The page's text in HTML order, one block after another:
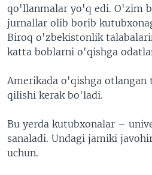
qo'llanmalar yo'q edi. O'zim
jurnallar olib borib
Biroq o'zbekistonlik
katta boblarni o'qishga
Amerikada o'qishga
qilishi kerak bo'ladi.
Bu yerda kutubxonalar –
sanaladi. Undagi jamiki
uchun.